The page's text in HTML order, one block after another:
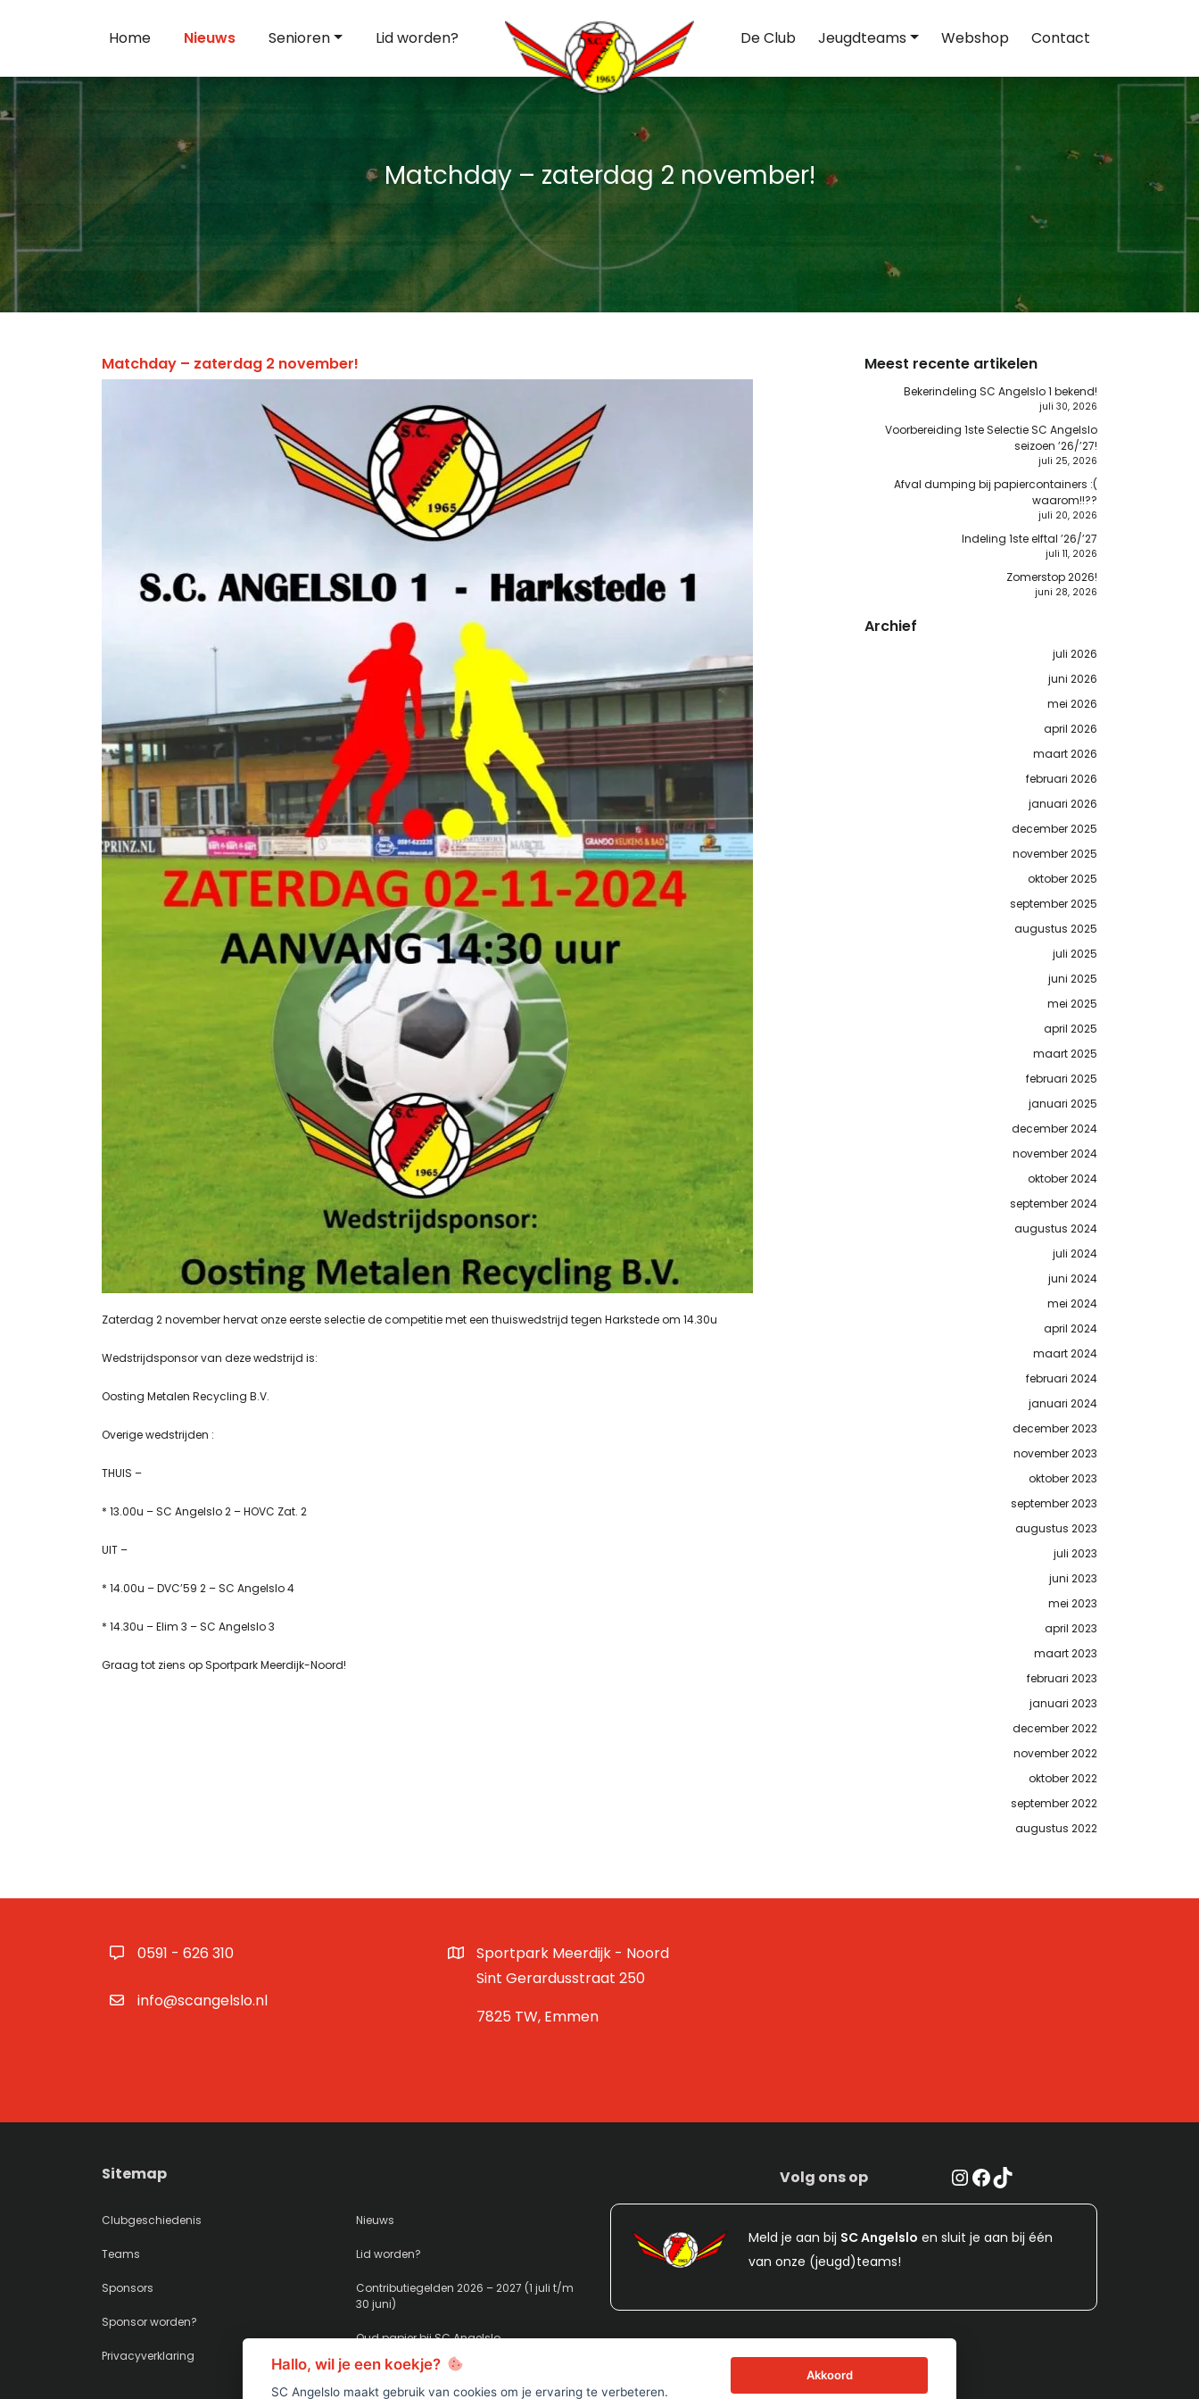
Home Nieuws Senioren Lid worden? De Club Jeugdteams Webshop Contact
Matchday – zaterdag 2 november!
Matchday – zaterdag 2 november!
Zaterdag 2 november hervat onze eerste selectie de competitie met een thuiswedstrijd tegen Harkstede om 14.30u
Wedstrijdsponsor van deze wedstrijd is:
Oosting Metalen Recycling B.V.
Overige wedstrijden :
THUIS –
* 13.00u – SC Angelslo 2 – HOVC Zat. 2
UIT –
* 14.00u – DVC’59 2 – SC Angelslo 4
* 14.30u – Elim 3 – SC Angelslo 3
Graag tot ziens op Sportpark Meerdijk-Noord!
Meest recente artikelen
Bekerindeling SC Angelslo 1 bekend!
juli 30, 2026
Voorbereiding 1ste Selectie SC Angelslo
seizoen ’26/’27!
juli 25, 2026
Afval dumping bij papiercontainers :(
waarom!!??
juli 20, 2026
Indeling 1ste elftal ’26/’27
juli 11, 2026
Zomerstop 2026!
juni 28, 2026
Archief
juli 2026
juni 2026
mei 2026
april 2026
maart 2026
februari 2026
januari 2026
december 2025
november 2025
oktober 2025
september 2025
augustus 2025
juli 2025
juni 2025
mei 2025
april 2025
maart 2025
februari 2025
januari 2025
december 2024
november 2024
oktober 2024
september 2024
augustus 2024
juli 2024
juni 2024
mei 2024
april 2024
maart 2024
februari 2024
januari 2024
december 2023
november 2023
oktober 2023
september 2023
augustus 2023
juli 2023
juni 2023
mei 2023
april 2023
maart 2023
februari 2023
januari 2023
december 2022
november 2022
oktober 2022
september 2022
augustus 2022
0591 - 626 310
info@scangelslo.nl
Sportpark Meerdijk - Noord
Sint Gerardusstraat 250
7825 TW, Emmen
Volg ons op Instagram
Facebook
TikTok
Sitemap
Clubgeschiedenis
Teams
Sponsors
Sponsor worden?
Privacyverklaring
Nieuws
Lid worden?
Contributiegelden 2026 – 2027 (1 juli t/m
30 juni)
Oud papier bij SC Angelslo
Meld je aan bij SC Angelslo en sluit je aan bij één
van onze (jeugd)teams!
Hallo, wil je een koekje?
SC Angelslo maakt gebruik van cookies om je ervaring te verbeteren.
Akkoord